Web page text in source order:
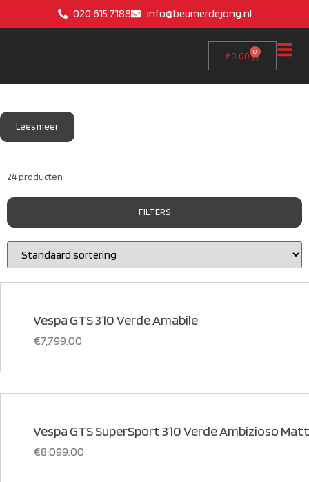
020 615 7188 info@beumerdejong.nl
€0.00 0
Lees meer
24 producten
FILTERS
Vespa GTS 310 Verde Amabile
€7,799.00
Vespa GTS SuperSport 310 Verde Ambizioso Matt
€8,099.00